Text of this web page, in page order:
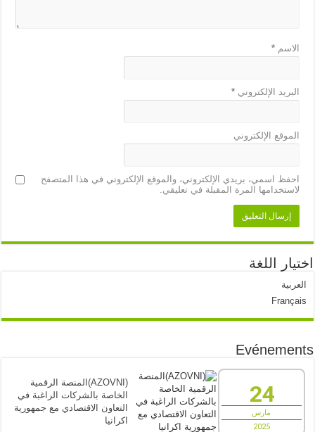
الاسم*
البريد الإلكتروني*
الموقع الإلكتروني
احفظ اسمي، بريدي الإلكتروني، والموقع الإلكتروني في هذا المتصفح
لاستخدامها المرة المقبلة في تعليقي.
اختيار اللغة
العربية
Français
Evénements
24
مارس
2025
(AZOVNI)المنصة الرقمية
الخاصة بالشركات الراغبة في
التعاون الاقتصادي مع جمهورية
اكرانيا